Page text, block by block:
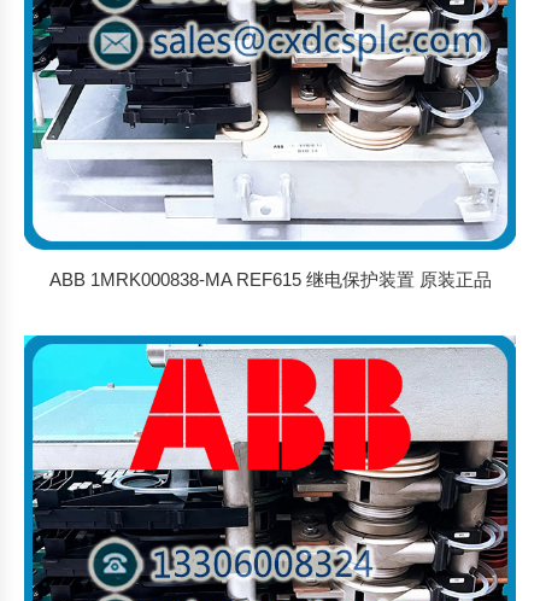
ABB 1MRK000838-MA REF615 继电保护装置 原装正品